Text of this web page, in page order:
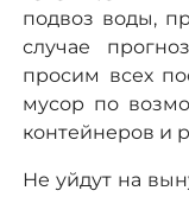
подвоз воды,
случае
просим всех
мусор по
контейнеров и
Не уйдут на